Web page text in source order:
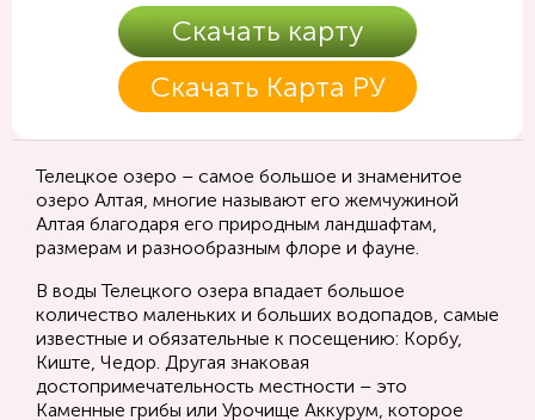
Скачать карту
Скачать Карта РУ
Телецкое озеро – самое большое и знаменитое
озеро Алтая, многие называют его жемчужиной
Алтая благодаря его природным ландшафтам,
размерам и разнообразным флоре и фауне.
В воды Телецкого озера впадает большое
количество маленьких и больших водопадов, самые
известные и обязательные к посещению: Корбу,
Киште, Чедор. Другая знаковая
достопримечательность местности – это
Каменные грибы или Урочище Аккурум, которое